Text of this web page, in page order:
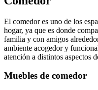
El comedor es uno de los
hogar, ya que es donde
familia y con amigos
ambiente acogedor y
atención a distintos aspectos
Muebles de comedor